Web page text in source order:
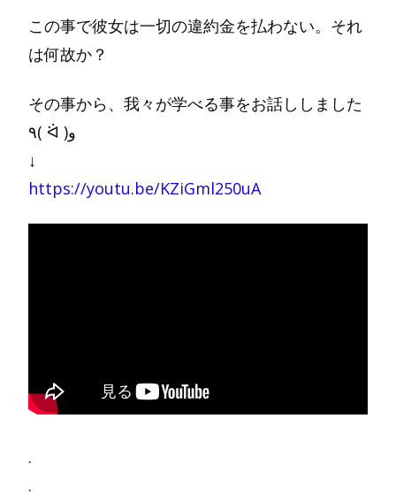
この事で彼女は一切の違約金を払わない。それ
は何故か？
その事から、我々が学べる事をお話ししました
٩( ᐛ )و
↓
https://youtu.be/KZiGml250uA
.
.